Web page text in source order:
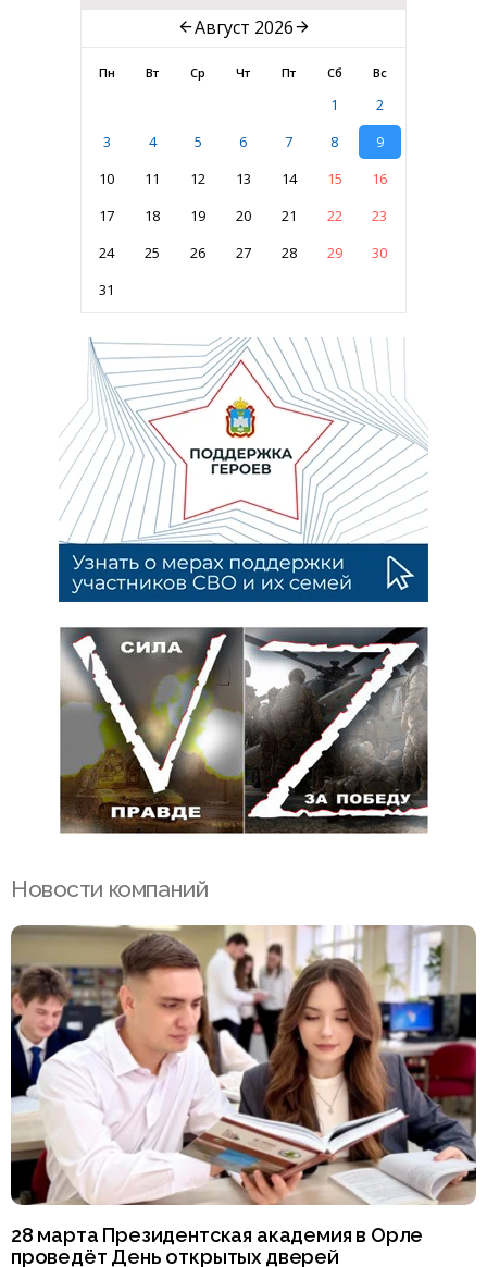
Август 2026
Пн Вт Ср Чт Пт Сб Вс
1
2
3
4 5 6 7 8
9
10
11 12 13 14 15
16
17
18 19 20 21 22
23
24
25 26 27 28 29
30
31
Новости компаний
28 марта Президентская академия в Орле
проведёт День открытых дверей